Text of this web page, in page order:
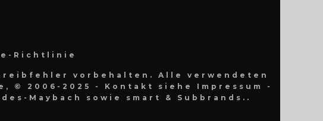
Richtlinie
vorbehalten. Alle verwendeten
© 2006-2025 - Kontakt siehe Impressum -
Maybach sowie smart & Subbrands..